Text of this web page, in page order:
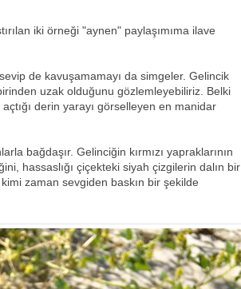
iki örneği "aynen" paylaşımıma ilave
de kavuşamamayı da simgeler. Gelincik
uzak olduğunu gözlemleyebiliriz. Belki
derin yarayı görselleyen en manidar
bağdaşır. Gelinciğin kırmızı yapraklarının
hassaslığı çiçekteki siyah çizgilerin dalın bir
kimi zaman sevgiden baskın bir şekilde